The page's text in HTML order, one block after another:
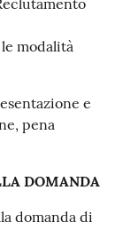
modalità
e
pena
DOMANDA
domanda di